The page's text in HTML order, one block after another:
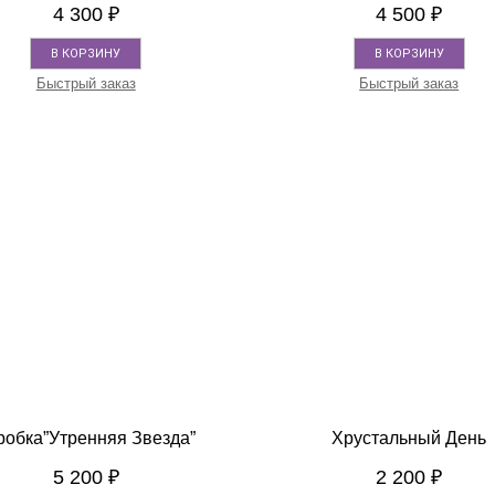
4 300 ₽
В КОРЗИНУ
Быстрый заказ
4 500₽
В КОРЗИНУ
Быстрый заказ
БЫСТРЫЙ ПРОСМОТРЗвезда”
5 200 ₽
БЫСТРЫЙ ПРОСМОТР
Хрустальный День
2 200₽